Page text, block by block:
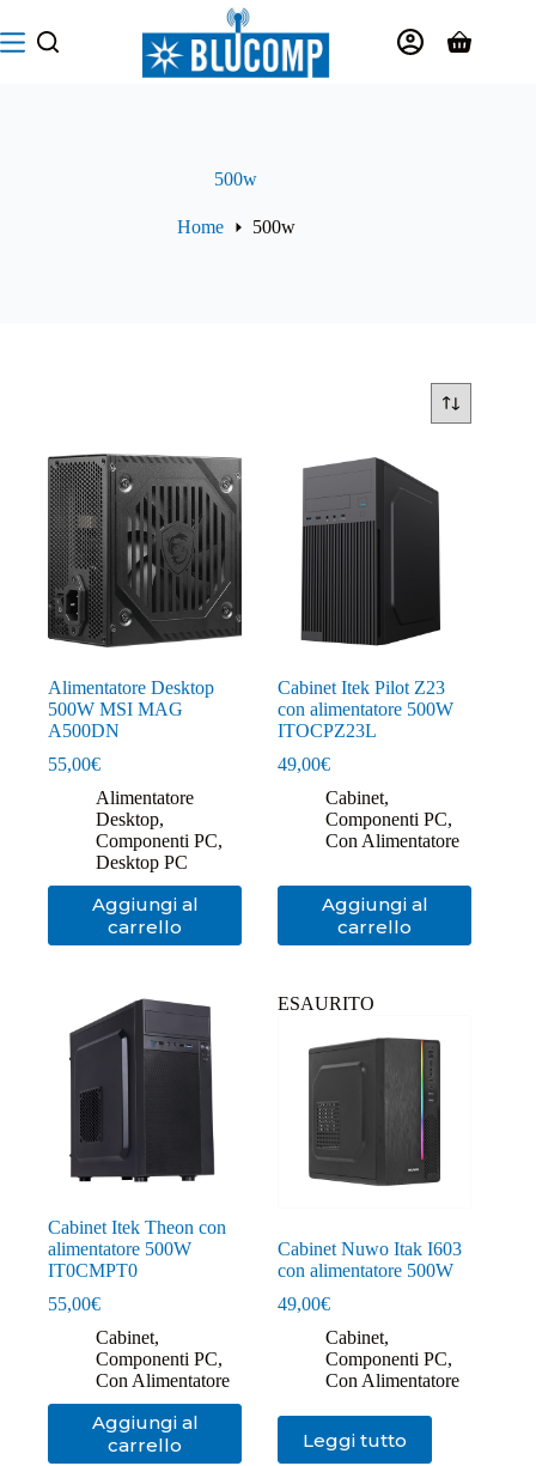
al
contenuto
Carrello
500w
Home 500w
Alimentatore Desktop
500W MSI MAG
A500DN
55,00€
Alimentatore
Desktop,
Componenti PC,
Desktop PC
Aggiungi al
carrello
Cabinet Itek Pilot Z23
con alimentatore 500W
ITOCPZ23L
49,00€
Cabinet,
Componenti PC,
Con Alimentatore
Aggiungi al
carrello
Cabinet Itek Theon con
alimentatore 500W
IT0CMPT0
55,00€
Cabinet,
Componenti PC,
Con Alimentatore
Aggiungi al
carrello
ESAURITO
Cabinet Nuwo Itak I603
con alimentatore 500W
49,00€
Cabinet,
Componenti PC,
Con Alimentatore
Leggi tutto